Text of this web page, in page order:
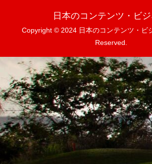
日本のコンテンツ・ビ
Copyright © 2024 日本のコンテンツ・ビ
Reserved.